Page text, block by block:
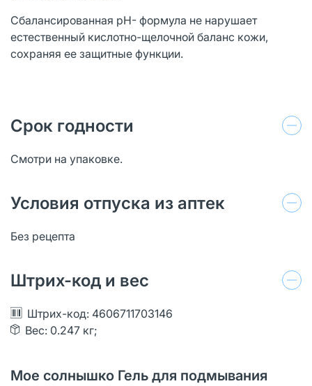
Сбалансированная pH- формула не нарушает
естественный кислотно-щелочной баланс кожи,
сохраняя ее защитные функции.
Срок годности
Смотри на упаковке.
Условия отпуска из аптек
Без рецепта
Штрих-код и вес
Штрих-код: 4606711703146
Вес: 0.247 кг;
Мое солнышко Гель для подмывания